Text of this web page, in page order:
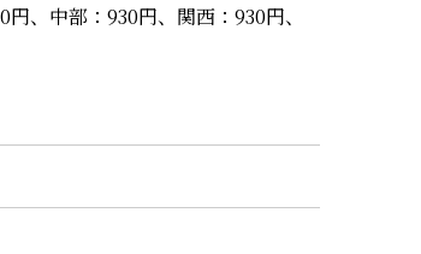
、中部：930円、関西：930円、